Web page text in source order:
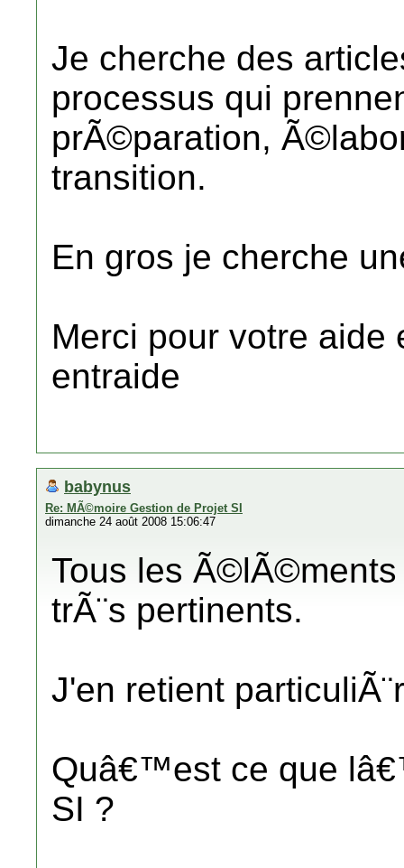
Je cherche des
processus qui
prÃ©paration,
transition.
En gros je cherche
Merci pour votre
entraide
babynus
Re: MÃ©moire Gestion de Projet SI
dimanche 24 août 2008 15:06:47
Tous les
trÃ¨s pertinents.
J'en retient
Quâ€™est ce que
SI ?